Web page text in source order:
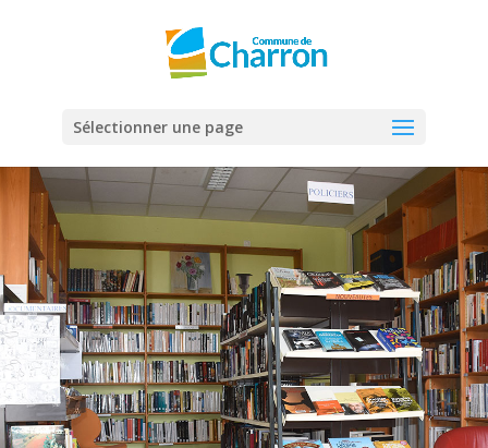
Sélectionner une page